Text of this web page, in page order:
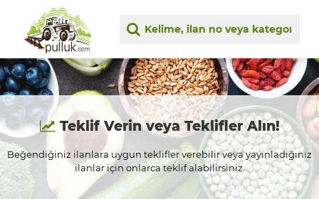
Teklif Verin veya Teklifler Alın!
Beğendiğiniz ilanlara uygun teklifler verebilir veya yayınladığınız
ilanlar için onlarca teklif alabilirsiniz.